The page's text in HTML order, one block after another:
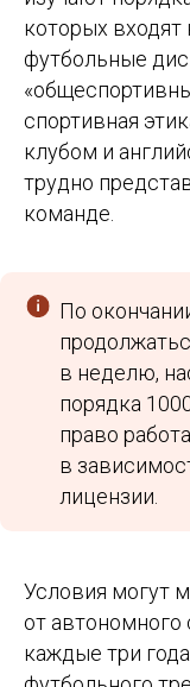
которых
футбольные
спортивная
клубом и
трудно
команде.
По
в неделю,
порядка
право
в
лицензии.
Условия могут
от
каждые три